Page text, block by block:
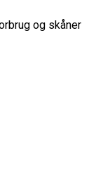
og skåner